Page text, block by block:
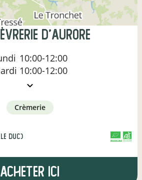
d'Aurore
10:00-12:00
10:00-12:00
crèmerie
duc)
Acheter ici